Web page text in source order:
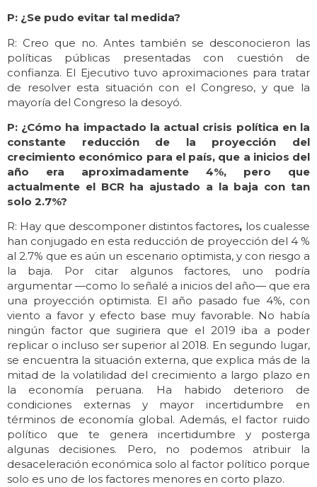
P: ¿Se pudo evitar tal medida?
R: Creo que no. Antes también se desconocieron las
políticas públicas presentadas con cuestión de
confianza. El Ejecutivo tuvo aproximaciones para tratar
de resolver esta situación con el Congreso, y que la
mayoría del Congreso la desoyó.
P: ¿Cómo ha impactado la actual crisis política en la
constante reducción de la proyección del
crecimiento económico para el país, que a inicios del
año era aproximadamente 4%, pero que
actualmente el BCR ha ajustado a la baja con tan
solo 2.7%?
R: Hay que descomponer distintos factores, los cualesse
han conjugado en esta reducción de proyección del 4 %
al 2.7% que es aún un escenario optimista, y con riesgo a
la baja. Por citar algunos factores, uno podría
argumentar —como lo señalé a inicios del año— que era
una proyección optimista. El año pasado fue 4%, con
viento a favor y efecto base muy favorable. No había
ningún factor que sugiriera que el 2019 iba a poder
replicar o incluso ser superior al 2018. En segundo lugar,
se encuentra la situación externa, que explica más de la
mitad de la volatilidad del crecimiento a largo plazo en
la economía peruana. Ha habido deterioro de
condiciones externas y mayor incertidumbre en
términos de economía global. Además, el factor ruido
político que te genera incertidumbre y posterga
algunas decisiones. Pero, no podemos atribuir la
desaceleración económica solo al factor político porque
solo es uno de los factores menores en corto plazo.